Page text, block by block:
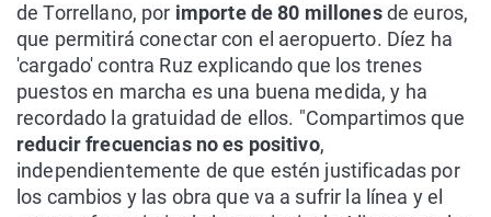
de Torrellano, por importe de 80 millonesde euros,
que permitirá conectar con el aeropuerto. Díez ha
'cargado' contra Ruz explicando que los trenes
puestos en marcha es una buena medida, y ha
recordado la gratuidad de ellos. "Compartimos que
reducir frecuencias no es positivo,
independientemente de que estén justificadas por
los cambios y las obra que va a sufrir la línea y el